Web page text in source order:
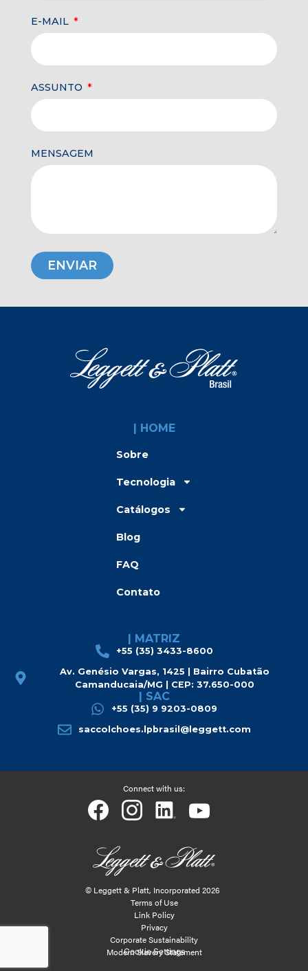
E-MAIL
ASSUNTO
MENSAGEM
ENVIAR
| HOME
Sobre
Tecnologia
Catálogos
Blog
FAQ
Contato
| MATRIZ
+55 (35) 3433-8600
Av. Genésio Vargas, 1425 | Bairro Cubatão
Camanducaia/MG | CEP: 37.650-000
| SAC
+55 (35) 9 9203-0809
saccolchoes.lpbrasil@leggett.com
Cookie Settings